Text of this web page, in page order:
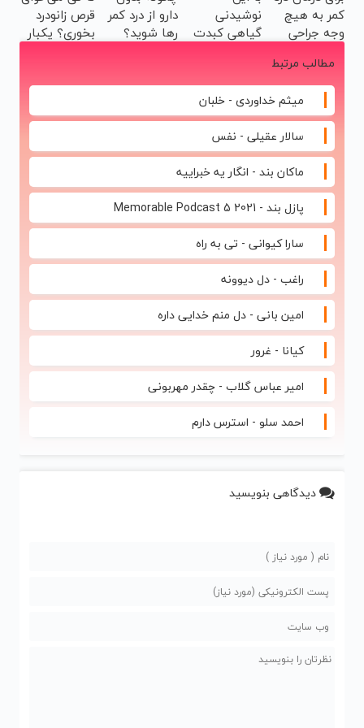
ویژه
پر کن
کمر به هیچ
وجه جراحی
نکنید! ◀
پرسش‌نامه رو
پر کن ▶
نوشیدنی
گیاهی کبدت
دارو از درد کمر
رها شوید؟
قرص زانودرد
بخوری؟ یکبار
مطالب مرتبط
میثم خداوردی - خلبان
سالار عقیلی - نفس
ماکان بند - انگار یه خبراییه
پازل بند - Memorable Podcast 5 2021
سارا کیوانی - تی به راه
راغب - دل دیوونه
امین بانی - دل منم خدایی داره
کیانا - غرور
امیر عباس گلاب - چقدر مهربونی
احمد سلو - استرس دارم
دیدگاهی بنویسید